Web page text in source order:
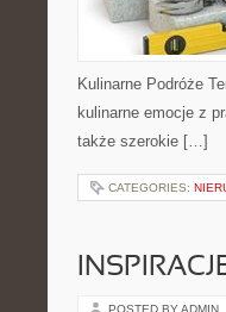
Kulinarne Podróże
kulinarne emocje z
także szerokie […]
CATEGORIES:
POSTED BY ADMIN